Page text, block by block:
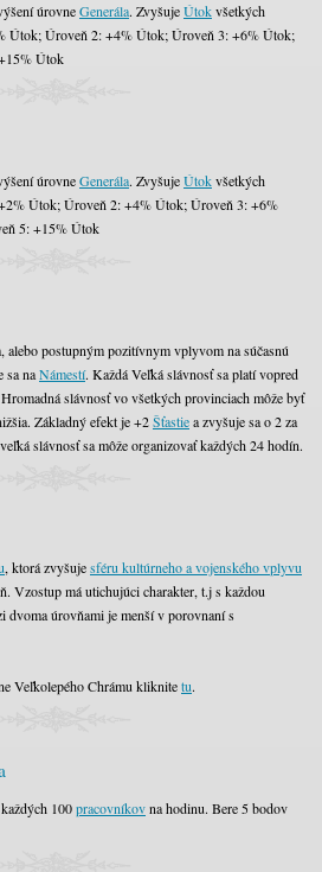
úrovneGenerála. ZvyšujeÚtokvšetkých
Útok; Úroveň 2: +4% Útok; Úroveň 3: +6% Útok;
Útok
úrovneGenerála. ZvyšujeÚtokvšetkých
Útok; Úroveň 2: +4% Útok; Úroveň 3: +6%
5: +15% Útok
postupným pozitívnym vplyvom na súčasnú
sa naNámestí. Každá Veľká slávnosť sa platí vopred
slávnosť vo všetkých provinciach môže byť
Základný efekt je +2Šťastiea zvyšuje sa o 2 za
slávnosť sa môže organizovať každých 24 hodín.
, ktorá zvyšujesféru kultúrneho a vojenského vplyvu
Vzostup má utichujúci charakter, t.j s každou
dvoma úrovňami je menší v porovnaní s
Veľkolepého Chrámu kliknitetu.
100pracovníkovna hodinu. Bere 5 bodov